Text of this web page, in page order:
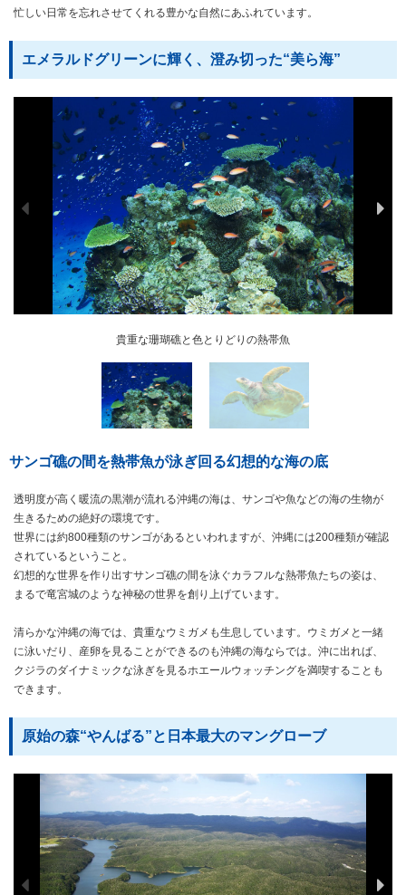
忙しい日常を忘れさせてくれる豊かな自然にあふれています。
エメラルドグリーンに輝く、澄み切った“美ら海”
貴重な珊瑚礁と色とりどりの熱帯魚
運が良ければ貴重なウミガメに出会えることも！
サンゴ礁の間を熱帯魚が泳ぎ回る幻想的な海の底
透明度が高く暖流の黒潮が流れる沖縄の海は、サンゴや魚などの海の生物が
生きるための絶好の環境です。
世界には約800種類のサンゴがあるといわれますが、沖縄には200種類が確認
されているということ。
幻想的な世界を作り出すサンゴ礁の間を泳ぐカラフルな熱帯魚たちの姿は、
まるで竜宮城のような神秘の世界を創り上げています。
清らかな沖縄の海では、貴重なウミガメも生息しています。ウミガメと一緒
に泳いだり、産卵を見ることができるのも沖縄の海ならでは。沖に出れば、
クジラのダイナミックな泳ぎを見るホエールウォッチングを満喫することも
できます。
原始の森“やんばる”と日本最大のマングローブ